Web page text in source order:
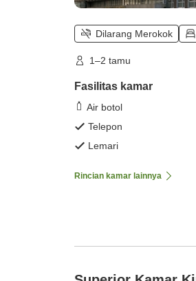
Dilarang Merokok
1–2 tamu
Fasilitas kamar
Air botol
Telepon
Lemari
Rincian kamar lainnya